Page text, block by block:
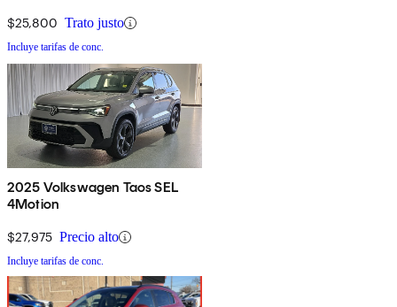
$25,800 Trato justo
Incluye tarifas de conc.
2025 Volkswagen Taos SEL
4Motion
$27,975 Precio alto
Incluye tarifas de conc.